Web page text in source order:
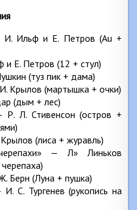
И. Ильф и Е. Петров (Аu +
и Е. Петров (12 + стул)
(туз пик + дама)
Крылов (мартышка + очки)
(дым + лес)
Р. Л. Стивенсон (остров +
(лиса + журавль)
— Л» Линьков
Берн (Луна + пушка)
С. Тургенев (рукопись на